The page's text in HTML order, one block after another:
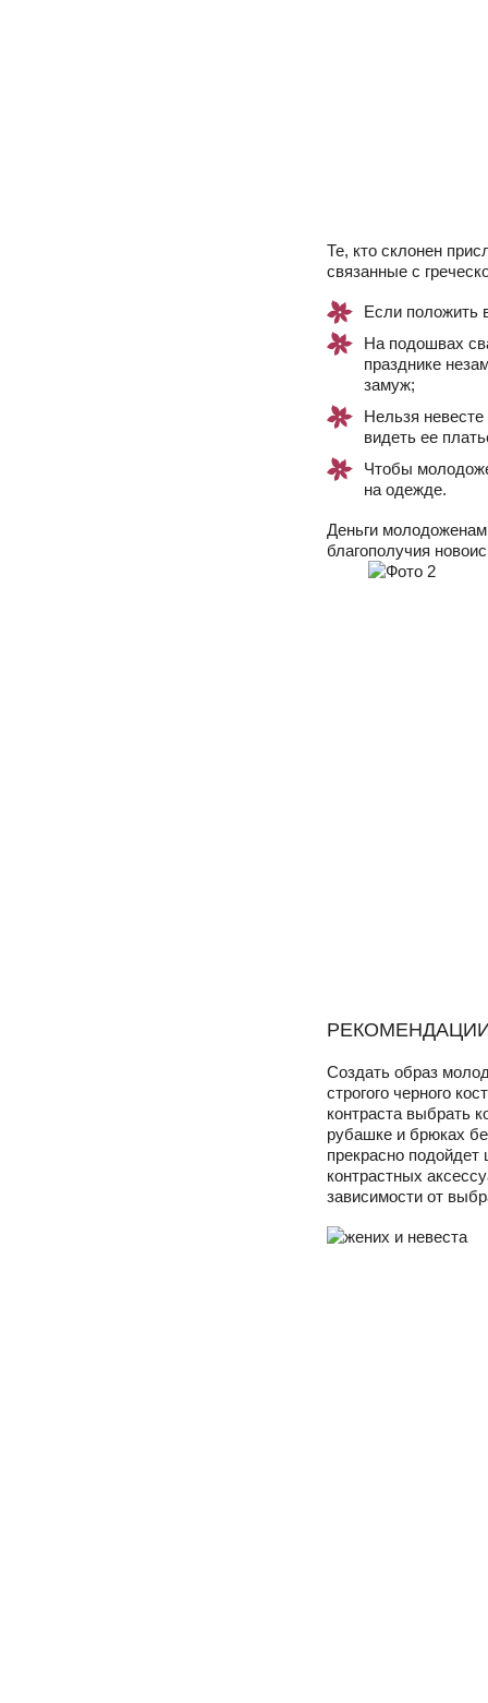
Те, кто склонен
связанные с
Если положить
На подошвах
празднике
замуж;
Нельзя
видеть ее
Чтобы
на одежде.
Деньги
благополучия
Создать образ
строгого черного
контраста выбрать
рубашке и брюках
прекрасно
контрастных
зависимости от